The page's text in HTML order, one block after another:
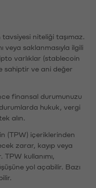
tavsiyesi niteliği taşımaz.
veya saklanmasıyla ilgili
varlıklar (stablecoin
sahiptir ve ani değer
finansal durumunuzu
hukuk, vergi
alın.
(TPW) içeriklerinden
zarar, kayıp veya
kullanımı,
yol açabilir. Bazı